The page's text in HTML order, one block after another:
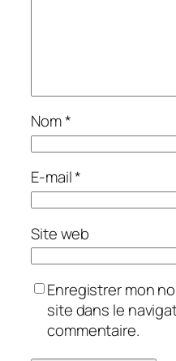
Nom*
E-mail*
Site web
Enregistrer mon
site dans le
commentaire.